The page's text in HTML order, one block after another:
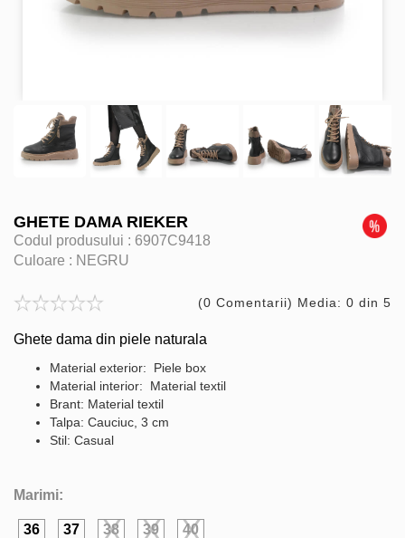
GHETE DAMA RIEKER
Codul produsului : 6907C9418
Culoare : NEGRU
(0 Comentarii) Media: 0 din 5
Ghete dama din piele naturala
Material exterior: Piele box
Material interior: Material textil
Brant: Material textil
Talpa: Cauciuc, 3 cm
Stil: Casual
Marimi:
36 37 38 39 40